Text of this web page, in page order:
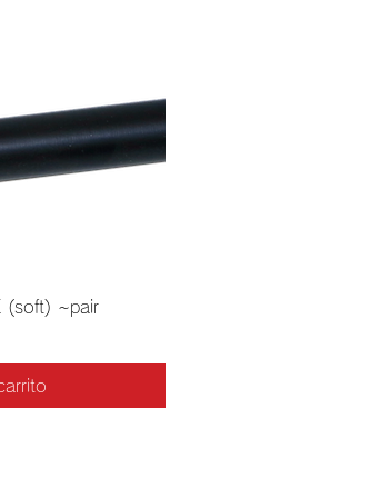
(soft) ~pair